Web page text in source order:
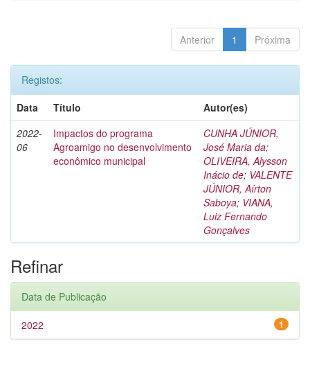
Anterior 1 Próxima
Registos:
Data
Título
Autor(es)
2022-
06
Impactos do programa
Agroamigo no desenvolvimento
econômico municipal
CUNHA JÚNIOR,
José Maria da;
OLIVEIRA, Alysson
Inácio de; VALENTE
JÚNIOR, Aírton
Saboya; VIANA,
Luiz Fernando
Gonçalves
Refinar
Data de Publicação
1
2022